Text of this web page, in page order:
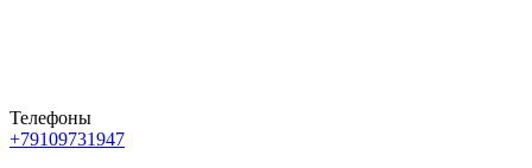
Телефоны
+79109731947